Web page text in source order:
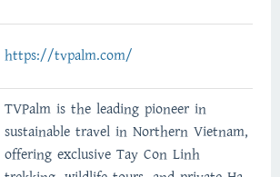
https://tvpalm.com/
TVPalm is the leading pioneer in
sustainable travel in Northern Vietnam,
offering exclusive Tay Con Linh